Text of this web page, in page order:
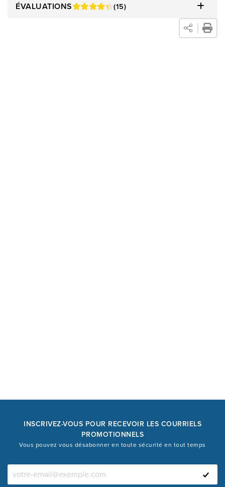
sommier à profil bas Kingsdown, où la durabilité rencontre
ÉVALUATIONS
(15)
INSCRIVEZ-VOUS POUR RECEVOIR LES COURRIELS
PROMOTIONNELS
Vous pouvez vous désabonner en toute sécurité en tout temps